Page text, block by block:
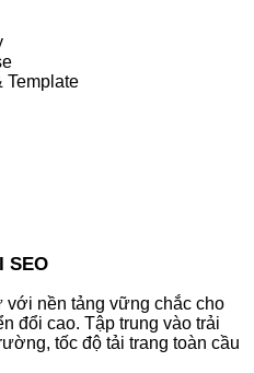
Template
SEO
với nền tảng vững chắc cho
đổi cao. Tập trung vào trải
tốc độ tải trang toàn cầu